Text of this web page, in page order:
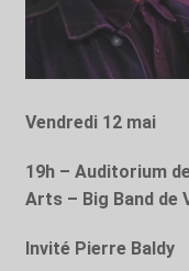
Vendredi 12 mai
19h – Auditorium
Arts – Big Band de
Invité Pierre Baldy